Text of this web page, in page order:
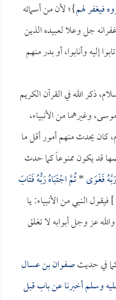
فيغفر لهم}؛ لأن من أسمائه
جل وعلا لعبيده الذين
إليه وأنابوا، أو بدر منهم
ذكر الله في القرآن الكريم
وغيرهما من الأنبياء،
كان يحدث منهم أمور أقل ما
قد يكون ممنوعاً كما حدث
فَغَوَى*ثُمَّ اجْتَبَاهُ رَبُّهُ فَتَابَ
[طه:121-122] فيقول النبي من الأنبياء: يا
عز وجل أبوابه لا تغلق
في حديثصفوان بن عسال
وسلم أخبرنا عن باب قبل